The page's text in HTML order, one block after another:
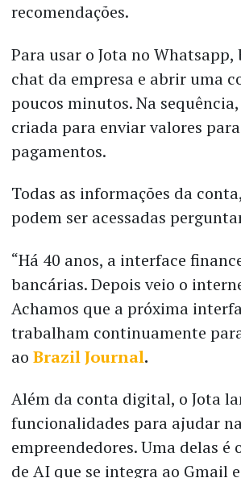
recomendações.
Para usar o Jota no
chat da empresa e abrir uma
poucos minutos. Na
criada para enviar valores
pagamentos.
Todas as informações da
podem ser acessadas
“Há 40 anos, a interface
bancárias. Depois veio o
Achamos que a próxima
trabalham continuamente
aoBrazil Journal.
Além da conta digital, o Jota
funcionalidades para ajudar
empreendedores. Uma delas é
de AI que se integra ao Gmail